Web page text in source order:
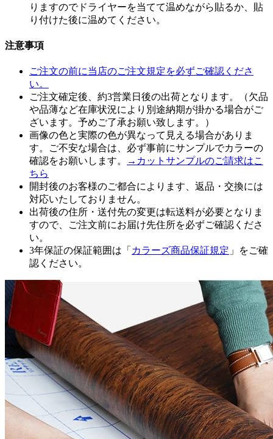
りますのでドライヤーを当てて温めながら貼るか、貼
り付けた後に温めてください。
注意事項
ご注文の前に当店のご注文規定を必ずご確認くださ
い。
ご注文確定後、約3営業日後の出荷となります。（欠品
や品薄など在庫状況により別途納期が掛かる場合がご
ざいます。予めご了承お願い致します。）
画像の色と実際の色が異なって見える場合がありま
す。ご不安な場合は、必ず事前にサンプルでカラーの
確認をお願いします。
→カットサンプルのご請求はこ
ちら
開封後のお客様のご都合によります、返品・交換には
対応いたしておりません。
出荷後の住所・送付先の変更は転送料が必要となりま
すので、ご注文前にお届け先住所を必ずご確認くださ
い。
3年保証の保証範囲は「 カラーズ商品保証規定 」をご確
認ください。